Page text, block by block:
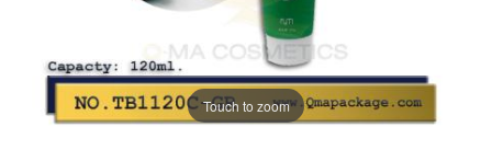
Touch to zoom